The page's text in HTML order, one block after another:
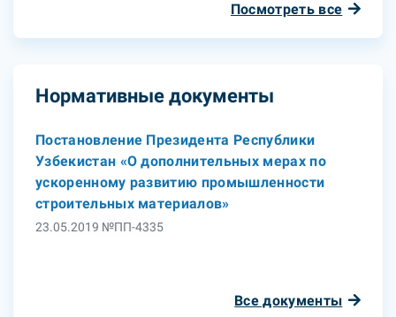
Посмотреть все
Нормативные документы
Постановление Президента Республики
Узбекистан «О дополнительных мерах по
ускоренному развитию промышленности
строительных материалов»
23.05.2019 №ПП-4335
Все документы